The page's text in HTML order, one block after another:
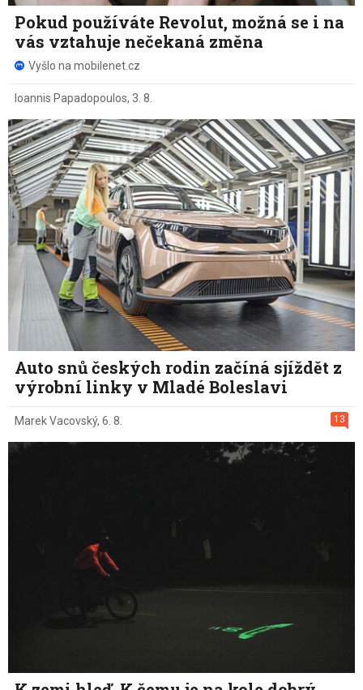
Pokud používáte Revolut, možná se i na
vás vztahuje nečekaná změna
Vyšlo na mobilenet.cz
Ioannis Papadopoulos, 3. 8.
Auto snů českých rodin začíná sjíždět z
výrobní linky v Mladé Boleslavi
13
Marek Vacovský, 6. 8.